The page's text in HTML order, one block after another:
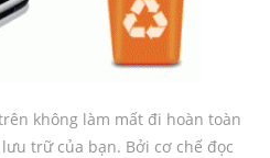
không làm mất đi hoàn toàn
trữ của bạn. Bởi cơ chế đọc